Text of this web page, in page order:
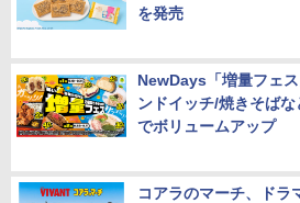
を発売
NewDays「増量フェ
ンドイッチ/焼きそば
でボリュームアップ
コアラのマーチ、ドラ